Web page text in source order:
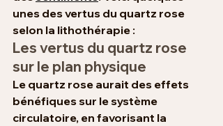
unes des vertus du quartz rose
selon la lithothérapie :
Les vertus du quartz rose
sur le plan physique
Le quartz rose aurait des effets
bénéfiques sur le système
circulatoire, en favorisant la